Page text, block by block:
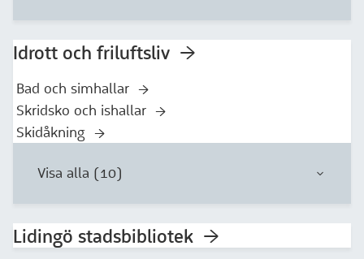
Idrott och friluftsliv
Bad och simhallar
Skridsko och ishallar
Skidåkning
Visa alla (10)
Lidingö stadsbibliotek